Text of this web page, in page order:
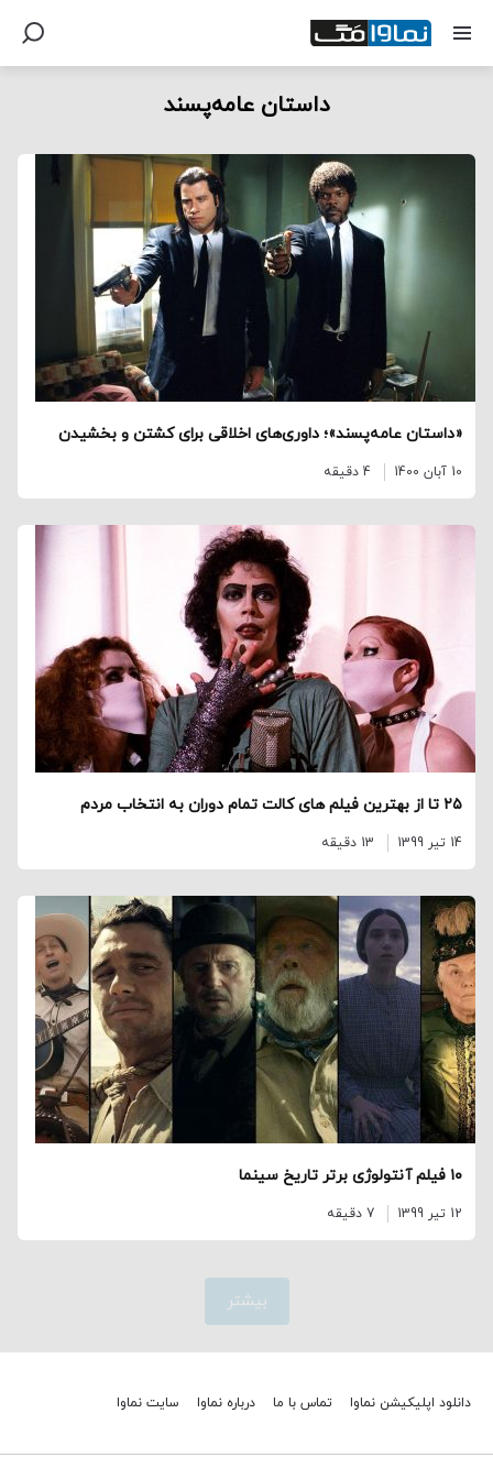
داستان عامه‌پسند
«داستان عامه‌پسند»؛ داوری‌های اخلاقی برای کشتن و بخشیدن
10 آبان 1400 4 دقیقه
۲۵ تا از بهترین فیلم‌ های کالت تمام دوران به انتخاب مردم
14 تیر 1399 13 دقیقه
۱۰ فیلم آنتولوژی برتر تاریخ سینما
12 تیر 1399 7 دقیقه
بیشتر
دانلود اپلیکیشن نماوا تماس با ما درباره نماوا سایت نماوا